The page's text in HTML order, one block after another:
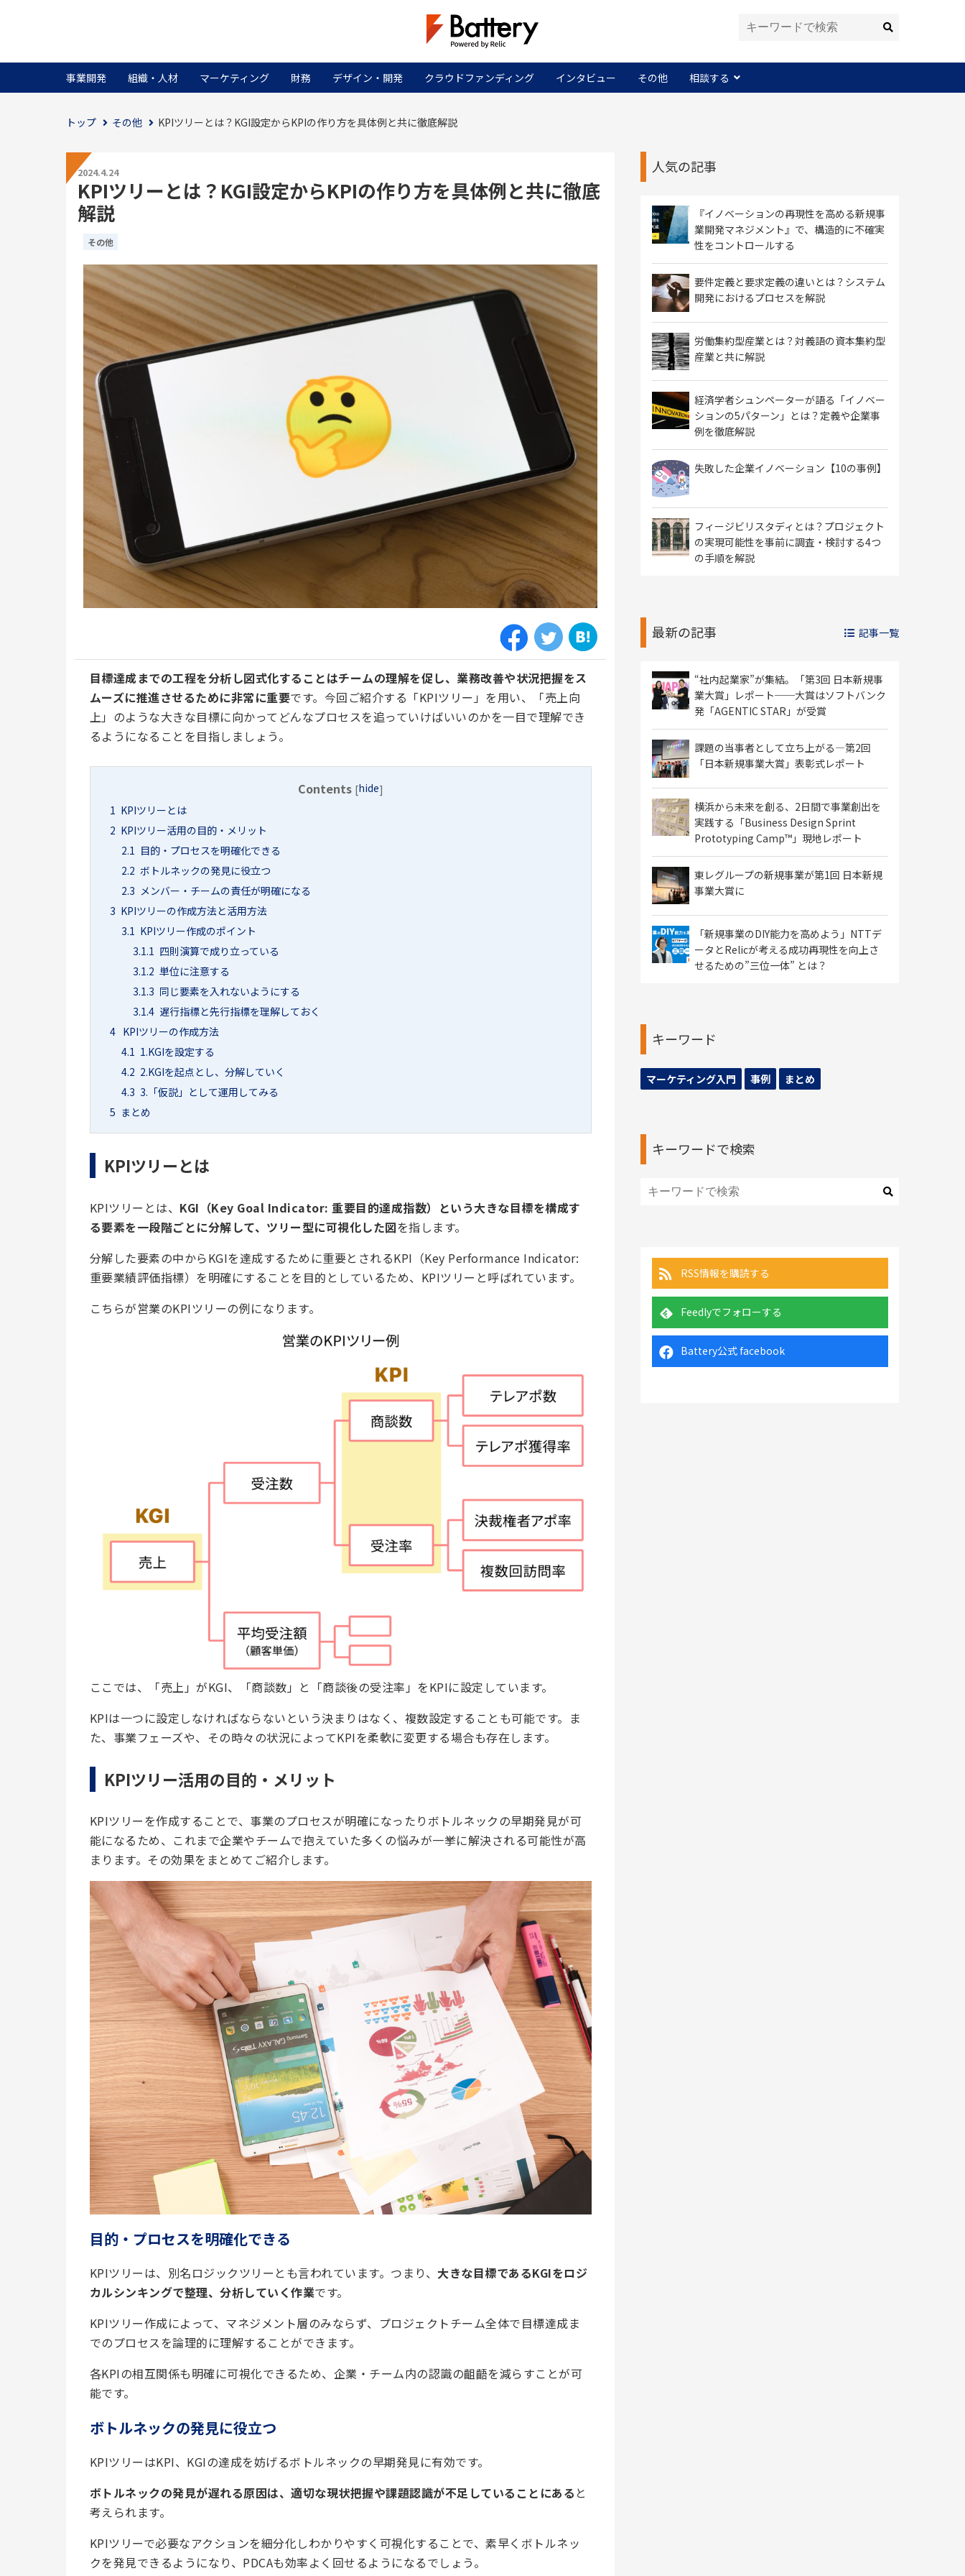
事業開発 組織・人材 マーケティング 財務 デザイン・開発 クラウドファンディング インタビュー その他 相談する
トップ その他 KPIツリーとは？KGI設定からKPIの作り方を具体例と共に徹底解説
2024.4.24
KPIツリーとは？KGI設定からKPIの作り方を具体例と共に徹底
解説
その他
目標達成までの工程を分析し図式化することはチームの理解を促し、業務改善や状況把握をス
ムーズに推進させるために非常に重要です。今回ご紹介する「KPIツリー」を用い、「売上向
上」のような大きな目標に向かってどんなプロセスを追っていけばいいのかを一目で理解でき
るようになることを目指しましょう。
Contents [hide]
1 KPIツリーとは
2 KPIツリー活用の目的・メリット
2.1 目的・プロセスを明確化できる
2.2 ボトルネックの発見に役立つ
2.3 メンバー・チームの責任が明確になる
3 KPIツリーの作成方法と活用方法
3.1 KPIツリー作成のポイント
3.1.1 四則演算で成り立っている
3.1.2 単位に注意する
3.1.3 同じ要素を入れないようにする
3.1.4 遅行指標と先行指標を理解しておく
4 KPIツリーの作成方法
4.1 1.KGIを設定する
4.2 2.KGIを起点とし、分解していく
4.3 3.「仮説」として運用してみる
5 まとめ
KPIツリーとは
KPIツリーとは、 KGI（Key Goal Indicator: 重要目的達成指数）という大きな目標を構成す
る要素を一段階ごとに分解して、ツリー型に可視化した図を指します。
分解した要素の中からKGIを達成するために重要とされるKPI（Key Performance Indicator:
重要業績評価指標）を明確にすることを目的としているため、KPIツリーと呼ばれています。
こちらが営業のKPIツリーの例になります。
ここでは、「売上」がKGI、「商談数」と「商談後の受注率」をKPIに設定しています。
KPIは一つに設定しなければならないという決まりはなく、複数設定することも可能です。ま
た、事業フェーズや、その時々の状況によってKPIを柔軟に変更する場合も存在します。
KPIツリー活用の目的・メリット
KPIツリーを作成することで、事業のプロセスが明確になったりボトルネックの早期発見が可
能になるため、これまで企業やチームで抱えていた多くの悩みが一挙に解決される可能性が高
まります。その効果をまとめてご紹介します。
目的・プロセスを明確化できる
KPIツリーは、別名ロジックツリーとも言われています。つまり、 大きな目標であるKGIをロジ
カルシンキングで整理、分析していく作業です。
KPIツリー作成によって、マネジメント層のみならず、プロジェクトチーム全体で目標達成ま
でのプロセスを論理的に理解することができます。
各KPIの相互関係も明確に可視化できるため、企業・チーム内の認識の齟齬を減らすことが可
能です。
ボトルネックの発見に役立つ
KPIツリーはKPI、KGIの達成を妨げるボトルネックの早期発見に有効です。
ボトルネックの発見が遅れる原因は、適切な現状把握や課題認識が不足していることにある と
考えられます。
KPIツリーで必要なアクションを細分化しわかりやすく可視化することで、素早くボトルネッ
クを発見できるようになり、PDCAも効率よく回せるようになるでしょう。
人気の記事
『イノベーションの再現性を高める新規事
業開発マネジメント』で、構造的に不確実
性をコントロールする
要件定義と要求定義の違いとは？システム
開発におけるプロセスを解説
労働集約型産業とは？対義語の資本集約型
産業と共に解説
経済学者シュンペーターが語る「イノベー
ションの5パターン」とは？定義や企業事
例を徹底解説
失敗した企業イノベーション【10の事例】
フィージビリスタディとは？プロジェクト
の実現可能性を事前に調査・検討する4つ
の手順を解説
最新の記事 記事一覧
“社内起業家”が集結。「第3回 日本新規事
業大賞」レポート──大賞はソフトバンク
発「AGENTIC STAR」が受賞
課題の当事者として立ち上がる―第2回
「日本新規事業大賞」表彰式レポート
横浜から未来を創る、2日間で事業創出を
実践する「Business Design Sprint
Prototyping Camp™」現地レポート
東レグループの新規事業が第1回 日本新規
事業大賞に
「新規事業のDIY能力を高めよう」NTTデ
ータとRelicが考える成功再現性を向上さ
せるための”三位一体” とは？
キーワード
マーケティング入門 事例 まとめ
キーワードで検索
RSS情報を購読する
Feedlyでフォローする
Battery公式 facebook